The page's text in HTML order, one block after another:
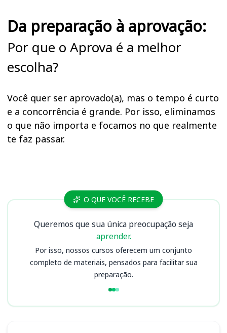
Da preparação à aprovação:
Por que o Aprova é a melhor
escolha?
Você quer ser aprovado(a), mas o tempo é curto
e a concorrência é grande. Por isso, eliminamos
o que não importa e focamos no que realmente
te faz passar.
Cursos O QUE VOCÊ RECEBE
Queremos que sua única preocupação seja
aprender.
Por isso, nossos cursos oferecem um conjunto
completo de materiais, pensados para facilitar sua
preparação.